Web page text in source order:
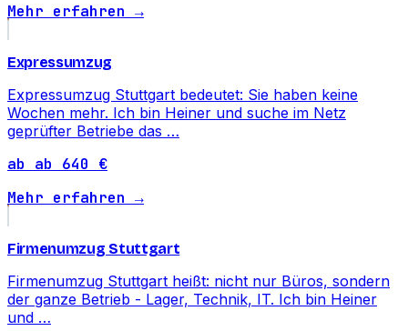
Mehr erfahren →
Expressumzug
Expressumzug Stuttgart bedeutet: Sie haben keine
Wochen mehr. Ich bin Heiner und suche im Netz
geprüfter Betriebe das …
ab ab 640 €
Mehr erfahren →
Firmenumzug Stuttgart
Firmenumzug Stuttgart heißt: nicht nur Büros, sondern
der ganze Betrieb - Lager, Technik, IT. Ich bin Heiner
und …